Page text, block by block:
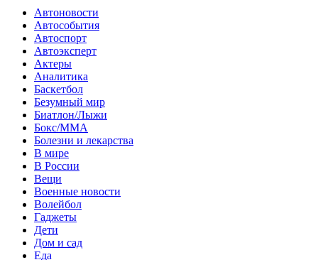
Автоновости
Автособытия
Автоспорт
Автоэксперт
Актеры
Аналитика
Баскетбол
Безумный мир
Биатлон/Лыжи
Бокс/MMA
Болезни и лекарства
В мире
В России
Вещи
Военные новости
Волейбол
Гаджеты
Дети
Дом и сад
Еда